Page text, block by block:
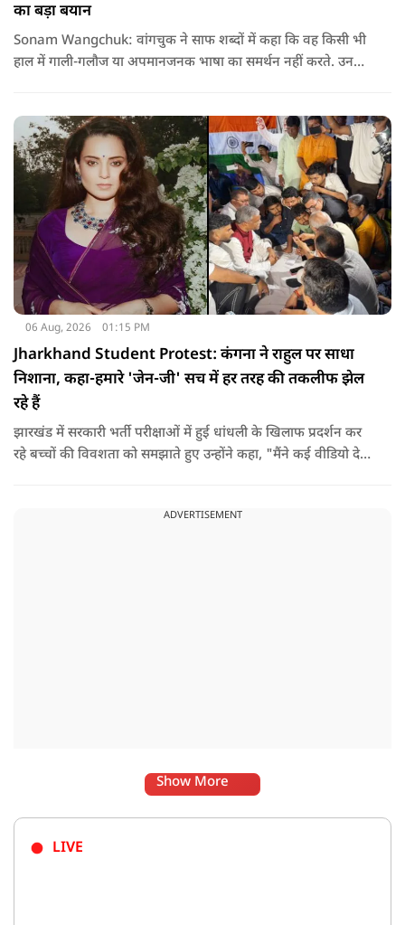
का बड़ा बयान
Sonam Wangchuk: वांगचुक ने साफ शब्दों में कहा कि वह किसी भी
हाल में गाली-गलौज या अपमानजनक भाषा का समर्थन नहीं करते. उनका
06 Aug, 2026 01:15 PM
Jharkhand Student Protest: कंगना ने राहुल पर साधा
निशाना, कहा-हमारे 'जेन-जी' सच में हर तरह की तकलीफ झेल
रहे हैं
झारखंड में सरकारी भर्ती परीक्षाओं में हुई धांधली के खिलाफ प्रदर्शन कर
रहे बच्चों की विवशता को समझाते हुए उन्होंने कहा, "मैंने कई वीडियो देखे
यहां तक गंभीर हैं कि बच्चों के पास ऑनलाइन फूड नहीं जा पा रहा है. ऐसी
ADVERTISEMENT
Show More
LIVE